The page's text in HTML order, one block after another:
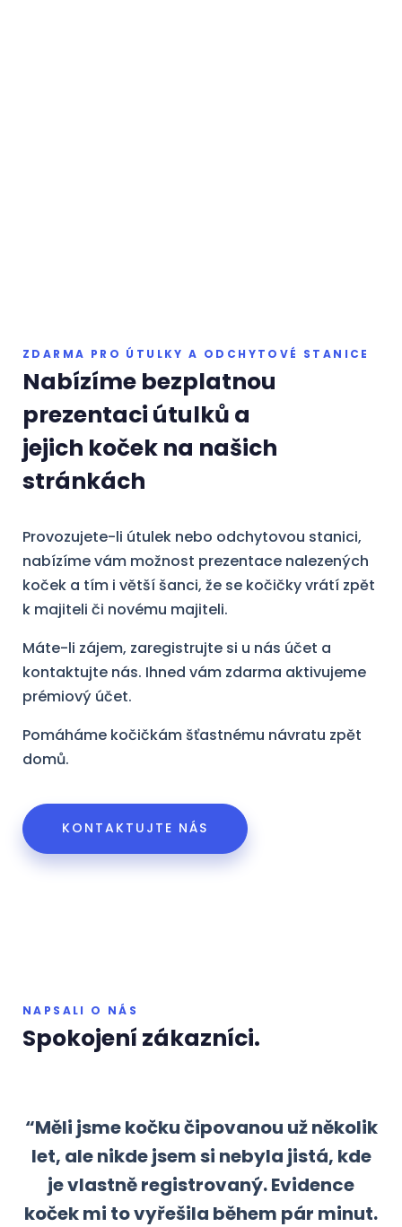
ZDARMA PRO ÚTULKY A ODCHYTOVÉ STANICE
Nabízíme bezplatnou
prezentaci útulků a
jejich koček na našich
stránkách
Provozujete-li útulek nebo odchytovou stanici,
nabízíme vám možnost prezentace nalezených
koček a tím i větší šanci, že se kočičky vrátí zpět
k majiteli či novému majiteli.
Máte-li zájem, zaregistrujte si u nás účet a
kontaktujte nás. Ihned vám zdarma aktivujeme
prémiový účet.
Pomáháme kočičkám šťastnému návratu zpět
domů.
KONTAKTUJTE NÁS
NAPSALI O NÁS
Spokojení zákazníci.
“Měli jsme kočku čipovanou už několik
let, ale nikde jsem si nebyla jistá, kde
je vlastně registrovaný. Evidence
koček mi to vyřešila během pár minut.